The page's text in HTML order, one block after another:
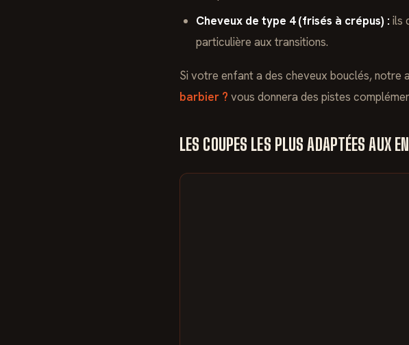
Cheveux de type 4 (frisés à crépus) : ils
particulière aux transitions.
Si votre enfant a des cheveux bouclés, notre
barbier ? vous donnera des pistes
LES COUPES LES PLUS ADAPTÉES AUX